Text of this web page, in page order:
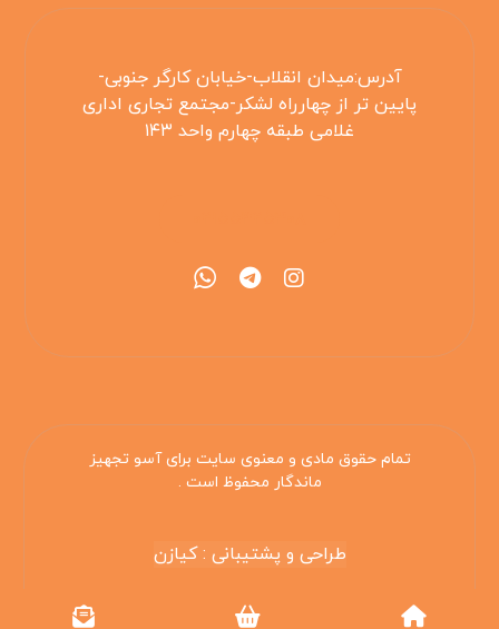
آدرس:میدان انقلاب-خیابان کارگر جنوبی-
پایین تر از چهارراه لشکر-مجتمع تجاری اداری
غلامی طبقه چهارم واحد ۱۴۳
تمام حقوق مادی و معنوی سایت برای آسو تجهیز
ماندگار محفوظ است .
طراحی و پشتیبانی : کیازن